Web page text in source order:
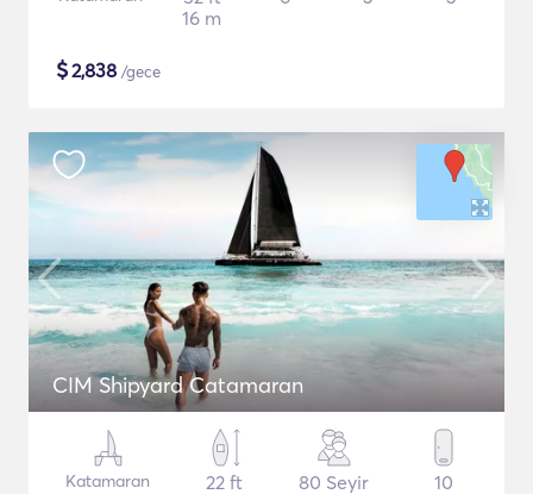
16 m
$2,838 /gece
CIM Shipyard Catamaran
Katamaran
22 ft
80 Seyir 10